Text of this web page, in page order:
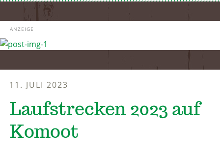
ANZEIGE
11. JULI 2023
Laufstrecken 2023 auf
Komoot